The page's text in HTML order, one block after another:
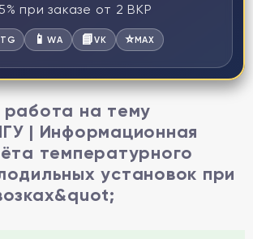
при заказе от 2 ВКР
TG 📱WA 📘VK ⭐MAX
на тему
| Информационная
температурного
установок при